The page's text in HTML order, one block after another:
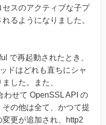
スのアクティブな子プ
るようになりました。
で再起動されたとき、
ドはどれも直ちにシャ
した。また、
わせて OpenSSL API の
の他は全て、かつて提
更が追加され、http2